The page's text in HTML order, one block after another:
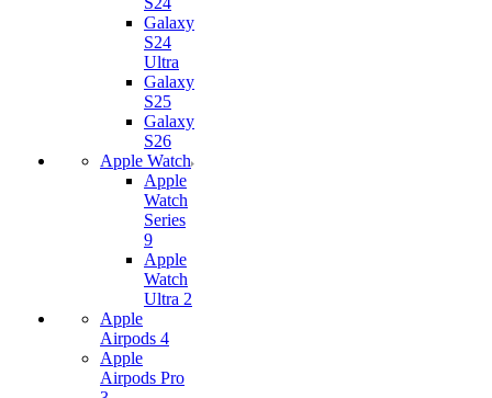
Galaxy
S24
Ultra
Galaxy
S25
Galaxy
S26
Apple Watch
Apple
Watch
Series
9
Apple
Watch
Ultra 2
Apple
Airpods 4
Apple
Airpods Pro